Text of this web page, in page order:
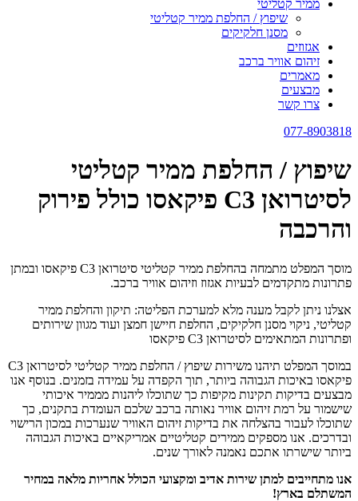
ממיר קטליטי
שיפוץ / החלפת ממיר קטליטי
מסנן חלקיקים
אגזוזים
זיהום אוויר ברכב
מאמרים
מבצעים
צרו קשר
077-8903818
שיפוץ / החלפת ממיר קטליטי
לסיטרואן C3 פיקאסו כולל פירוק
והרכבה
מוסך המפלט מתמחה בהחלפת ממיר קטליטי סיטרואן C3 פיקאסו ובמתן
פתרונות מתקדמים לבעיות אגזוז וזיהום אוויר ברכב.
אצלנו ניתן לקבל מענה מלא למערכת הפליטה: תיקון והחלפת ממיר
קטליטי, ניקוי מסנן חלקיקים, החלפת חיישן חמצן ועוד מגוון שירותים
ופתרונות המתאימים לסיטרואן C3 פיקאסו
במוסך המפלט תיהנו משירות שיפוץ / החלפת ממיר קטליטי לסיטרואן C3
פיקאסו באיכות הגבוהה ביותר, תוך הקפדה על עמידה בזמנים. בנוסף אנו
מבצעים בדיקות תקינות מקיפות כך שתוכלו ליהנות מממיר איכותי
שישמור על רמת זיהום אוויר נאותה ברכב שלכם העומדת בתקנים, כך
שתוכלו לעבור בהצלחה את בדיקות זיהום האוויר שנערכות במכון הרישוי
ובדרכים. אנו מספקים ממירים קטליטיים אמריקאיים באיכות הגבוהה
ביותר שישרתו אתכם נאמנה לאורך שנים.
אנו מתחייבים למתן שירות אדיב ומקצועי הכולל אחריות מלאה במחיר
המשתלם בארץ!